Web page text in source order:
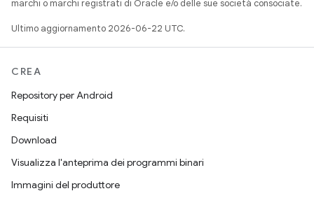
marchi o marchi registrati di Oracle e/o delle sue società consociate.
Ultimo aggiornamento 2026-06-22 UTC.
CREA
Repository per Android
Requisiti
Download
Visualizza l'anteprima dei programmi binari
Immagini del produttore